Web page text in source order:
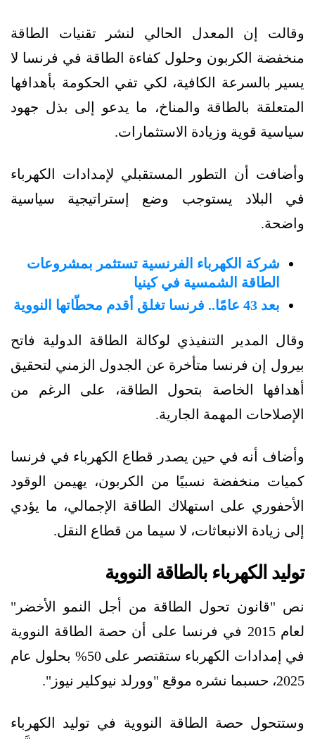
وقالت إن المعدل الحالي لنشر تقنيات الطاقة
منخفضة الكربون وحلول كفاءة الطاقة في فرنسا لا
يسير بالسرعة الكافية، لكي تفي الحكومة بأهدافها
المتعلقة بالطاقة والمناخ، ما يدعو إلى بذل جهود
سياسية قوية وزيادة الاستثمارات.
وأضافت أن التطور المستقبلي لإمدادات الكهرباء
في البلاد يستوجب وضع إستراتيجية سياسية
واضحة.
شركة الكهرباء الفرنسية تستثمر بمشروعات
الطاقة الشمسية في كينيا
بعد 43 عامًا.. فرنسا تغلق أقدم محطّاتها النووية
وقال المدير التنفيذي لوكالة الطاقة الدولية فاتح
بيرول إن فرنسا متأخرة عن الجدول الزمني لتحقيق
أهدافها الخاصة بتحول الطاقة، على الرغم من
الإصلاحات المهمة الجارية.
وأضاف أنه في حين يصدر قطاع الكهرباء في فرنسا
كميات منخفضة نسبيًا من الكربون، يهيمن الوقود
الأحفوري على استهلاك الطاقة الإجمالي، ما يؤدي
إلى زيادة الانبعاثات، لا سيما من قطاع النقل.
توليد الكهرباء بالطاقة النووية
نص "قانون تحول الطاقة من أجل النمو الأخضر"
لعام 2015 في فرنسا على أن حصة الطاقة النووية
في إمدادات الكهرباء ستقتصر على 50% بحلول عام
2025، حسبما نشره موقع "وورلد نيوكلير نيوز".
وستتحول حصة الطاقة النووية في توليد الكهرباء